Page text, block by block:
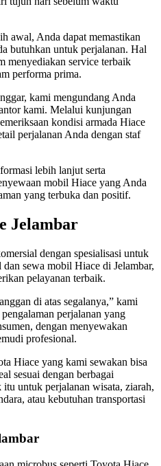
awal, Anda dapat memastikan
butuhkan untuk perjalanan. Hal
menyediakan service terbaik
performa prima.
kami mengundang Anda
kami. Melalui kunjungan
kondisi armada Hiace
perjalanan Anda dengan staf
lebih lanjut serta
mobil Hiace yang Anda
yang terbuka dan positif.
Jelambar
dengan spesialisasi untuk
sewa mobil Hiace di Jelambar,
pelayanan terbaik.
di atas segalanya,” kami
perjalanan yang
dengan menyewakan
profesional.
Hiace yang kami sewakan bisa
sesuai dengan berbagai
untuk perjalanan wisata, ziarah,
atau kebutuhan transportasi